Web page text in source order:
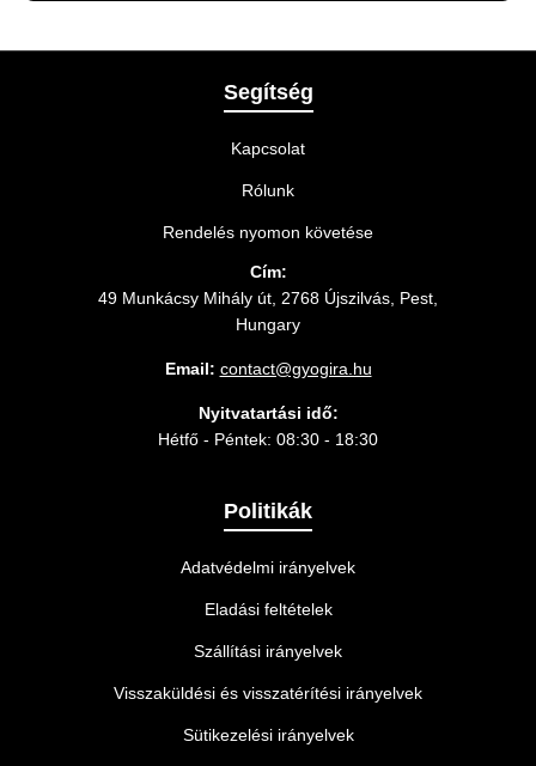
legmegfelelőbb szállítási módot.
Segítség
Kapcsolat
Rólunk
Rendelés nyomon követése
Cím:
49 Munkácsy Mihály út, 2768 Újszilvás, Pest,
Hungary
Email: contact@gyogira.hu
Nyitvatartási idő:
Hétfő - Péntek: 08:30 - 18:30
Politikák
Adatvédelmi irányelvek
Eladási feltételek
Szállítási irányelvek
Visszaküldési és visszatérítési irányelvek
Sütikezelési irányelvek